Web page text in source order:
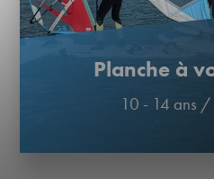
Planche à
10 - 14 ans /